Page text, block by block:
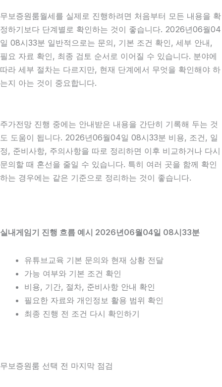
무보증원룸월세를 실제로 진행하려면 처음부터 모든 내용을 확
정하기보다 단계별로 확인하는 것이 좋습니다. 2026년06월04
일 08시33분 일반적으로는 문의, 기본 조건 확인, 세부 안내,
필요 자료 확인, 최종 검토 순서로 이어질 수 있습니다. 분야에
따라 세부 절차는 다르지만, 현재 단계에서 무엇을 확인해야 하
는지 아는 것이 중요합니다.
주가전망 진행 중에는 안내받은 내용을 간단히 기록해 두는 것
도 도움이 됩니다. 2026년06월04일 08시33분 비용, 조건, 일
정, 준비사항, 주의사항을 따로 정리하면 이후 비교하거나 다시
문의할 때 혼선을 줄일 수 있습니다. 특히 여러 곳을 함께 확인
하는 경우에는 같은 기준으로 정리하는 것이 좋습니다.
실내게임기 진행 흐름 예시 2026년06월04일 08시33분
유튜브교육 기본 문의와 현재 상황 전달
가능 여부와 기본 조건 확인
비용, 기간, 절차, 준비사항 안내 확인
필요한 자료와 개인정보 활용 범위 확인
최종 진행 전 조건 다시 확인하기
무보증원룸 선택 전 마지막 점검